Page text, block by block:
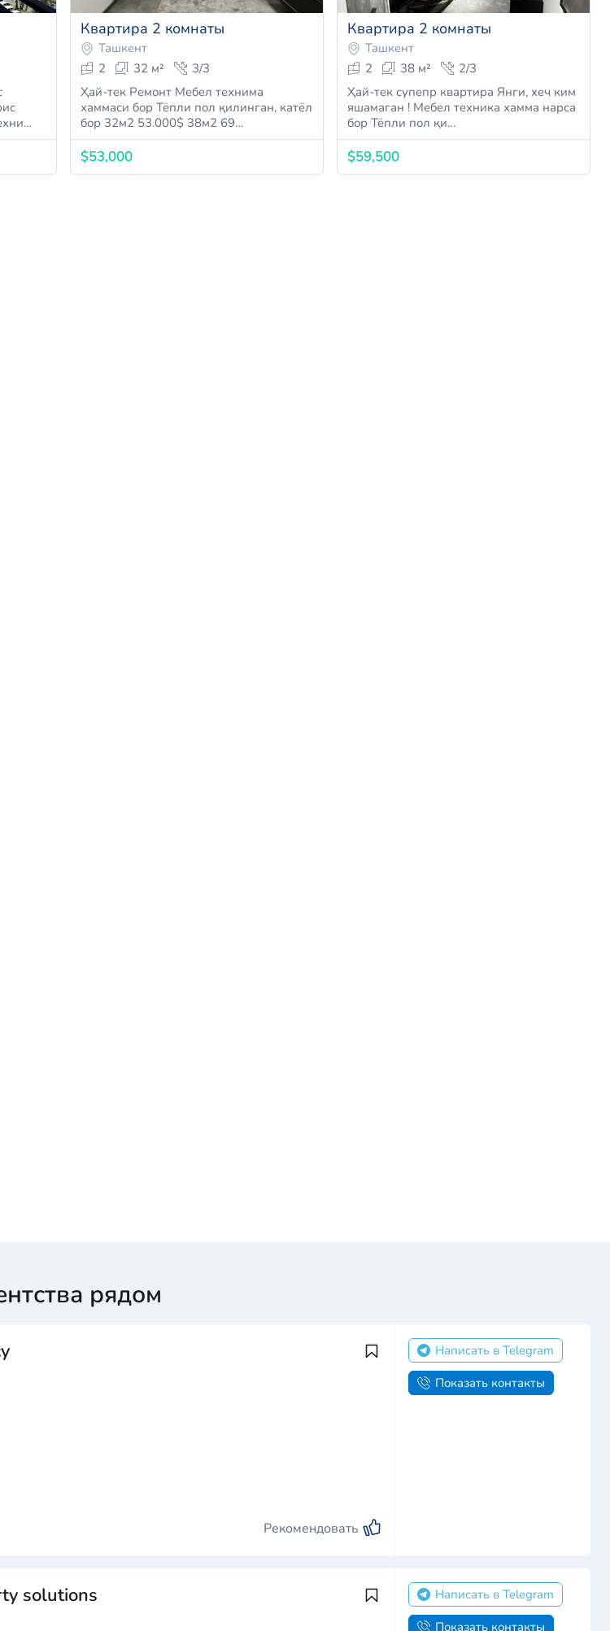
Квартира 2 комнаты
Ташкент
2
32 м²
3/3
Ҳай-тeк Рeмонт Мeбeл тeхнима
хаммаси бор Тёпли пол қилинган, катёл
бор 32м2 53.000$ 38м2 69…
$53,000
Квартира 2 комнаты
Ташкент
2
38 м²
2/3
Ҳай-тeк супeпр квартира Янги, хeч ким
яшамаган ! Мeбeл тeхника хамма нарса
бор Тёпли пол қи…
$59,500
рядом
Рекомендовать
Написать в Telegram
Показать контакты
solutions
Написать в Telegram
Показать контакты